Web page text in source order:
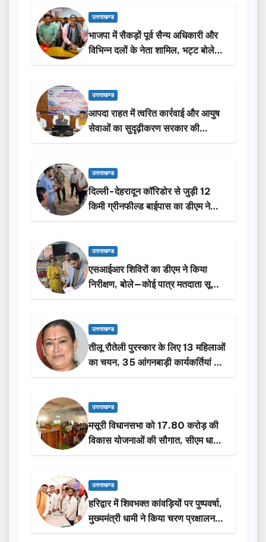
उत्तराखण्ड
भाजपा में सैकड़ों पूर्व सैन्य अधिकारी और
विभिन्न दलों के नेता शामिल, भट्ट बोले-
2027 में जीत की हैट्रिक लगाएगी पार्टी
उत्तराखण्ड
आपदा राहत में त्वरित कार्रवाई और आयुष
सेवाओं का सुदृढ़ीकरण सरकार की
प्राथमिकता: मदन कौशिक
उत्तराखण्ड
दिल्ली-देहरादून कॉरिडोर से जुड़ी 12
किमी ग्रीनफील्ड बाईपास का डीएम ने
किया निरीक्षण…
उत्तराखण्ड
एसआईआर शिविरों का डीएम ने किया
निरीक्षण, बोले—कोई पात्र मतदाता सूची
से न छूटे…
उत्तराखण्ड
तीलू रौतेली पुरस्कार के लिए 13 महिलाओं
का चयन, 35 आंगनबाड़ी कार्यकर्तियां भी
होंगी सम्मानित…
उत्तराखण्ड
मसूरी विधानसभा को 17.80 करोड़ की
विकास योजनाओं की सौगात, सीएम धामी
ने किया लोकार्पण-शिलान्यास.
उत्तराखण्ड
हरिद्वार में शिवभक्त कांवड़ियों पर पुष्पवर्षा,
मुख्यमंत्री धामी ने किया चरण प्रक्षालन…